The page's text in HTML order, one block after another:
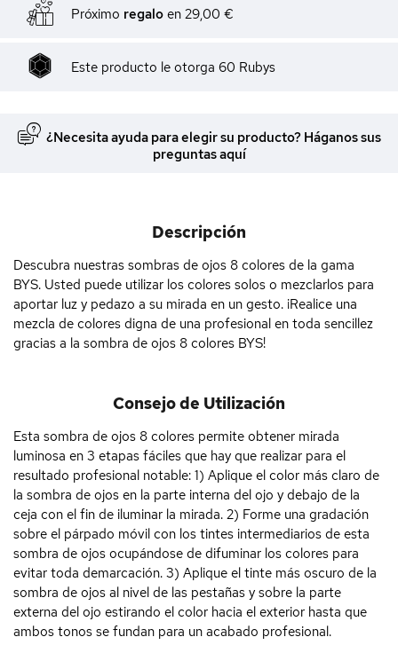
Próximo regalo en 29,00 €
Este producto le otorga 60 Rubys
¿Necesita ayuda para elegir su producto? Háganos sus
preguntas aquí
Descripción
Descubra nuestras sombras de ojos 8 colores de la gama
BYS. Usted puede utilizar los colores solos o mezclarlos para
aportar luz y pedazo a su mirada en un gesto. ¡Realice una
mezcla de colores digna de una profesional en toda sencillez
gracias a la sombra de ojos 8 colores BYS!
Consejo de Utilización
Esta sombra de ojos 8 colores permite obtener mirada
luminosa en 3 etapas fáciles que hay que realizar para el
resultado profesional notable: 1) Aplique el color más claro de
la sombra de ojos en la parte interna del ojo y debajo de la
ceja con el fin de iluminar la mirada. 2) Forme una gradación
sobre el párpado móvil con los tintes intermediarios de esta
sombra de ojos ocupándose de difuminar los colores para
evitar toda demarcación. 3) Aplique el tinte más oscuro de la
sombra de ojos al nivel de las pestañas y sobre la parte
externa del ojo estirando el color hacia el exterior hasta que
ambos tonos se fundan para un acabado profesional.